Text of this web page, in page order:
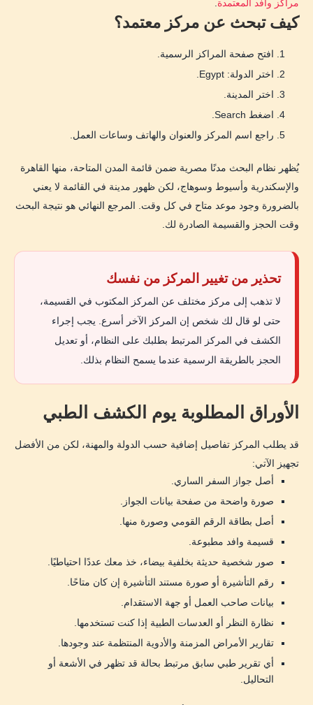
مراكز وافد المعتمدة
كيف تبحث عن مركز معتمد؟
افتح صفحة المراكز الرسمية.
اختر الدولة: Egypt.
اختر المدينة.
اضغط Search.
راجع اسم المركز والعنوان والهاتف وساعات العمل.
يُظهر نظام البحث مدنًا مصرية ضمن قائمة المدن المتاحة، منها القاهرة
والإسكندرية وأسيوط وسوهاج، لكن ظهور مدينة في القائمة لا يعني
بالضرورة وجود موعد متاح في كل وقت. المرجع النهائي هو نتيجة البحث
وقت الحجز والقسيمة الصادرة لك.
تحذير من تغيير المركز من نفسك
لا تذهب إلى مركز مختلف عن المركز المكتوب في القسيمة،
حتى لو قال لك شخص إن المركز الآخر أسرع. يجب إجراء
الكشف في المركز المرتبط بطلبك على النظام، أو تعديل
الحجز بالطريقة الرسمية عندما يسمح النظام بذلك.
الأوراق المطلوبة يوم الكشف الطبي
قد يطلب المركز تفاصيل إضافية حسب الدولة والمهنة، لكن من الأفضل
تجهيز الآتي:
أصل جواز السفر الساري.
صورة واضحة من صفحة بيانات الجواز.
أصل بطاقة الرقم القومي وصورة منها.
قسيمة وافد مطبوعة.
صور شخصية حديثة بخلفية بيضاء، خذ معك عددًا احتياطيًا.
رقم التأشيرة أو صورة مستند التأشيرة إن كان متاحًا.
بيانات صاحب العمل أو جهة الاستقدام.
نظارة النظر أو العدسات الطبية إذا كنت تستخدمها.
تقارير الأمراض المزمنة والأدوية المنتظمة عند وجودها.
أي تقرير طبي سابق مرتبط بحالة قد تظهر في الأشعة أو
التحاليل.